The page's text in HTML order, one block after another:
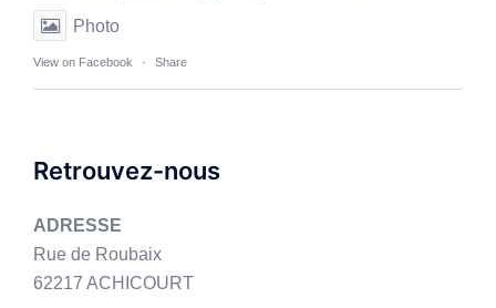
Photo
View on Facebook · Share
Retrouvez-nous
ADRESSE
Rue de Roubaix
62217 ACHICOURT